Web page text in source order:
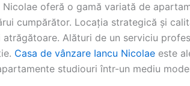
Nicolae oferă o gamă variată de
cumpărător. Locația strategică și
Alături de un serviciu
Casa de vânzare Iancu Nicolae este
studiouri într-un mediu